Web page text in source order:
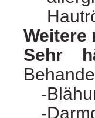
Weitere
Sehr